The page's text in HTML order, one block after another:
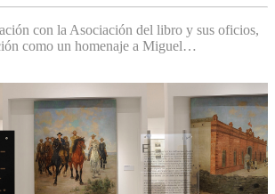
con la Asociación del libro y sus oficios,
como un homenaje a Miguel…